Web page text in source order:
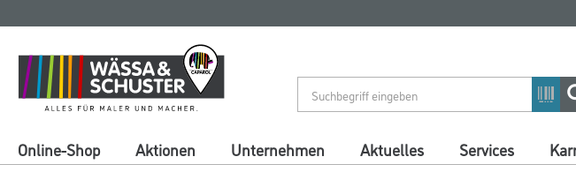
springen
springen
Online-Shop Aktionen Unternehmen Aktuelles Services